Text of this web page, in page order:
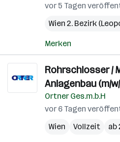
vor 5 Tagen
Wien 2. Bezirk
Merken
Rohrschlosser /
Anlagenbau (m/
Ortner Ges.m.b.H
vor 6 Tagen
Wien
Vollzeit ab